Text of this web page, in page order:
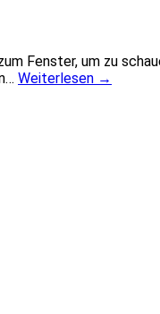
Fenster, um zu
Weiterlesen →